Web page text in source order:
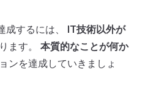
成するには、 IT技術以外が
ます。 本質的なことが何か
ンを達成していきましょ